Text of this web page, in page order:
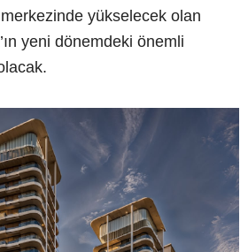
yükselecek olan
yeni dönemdeki önemli